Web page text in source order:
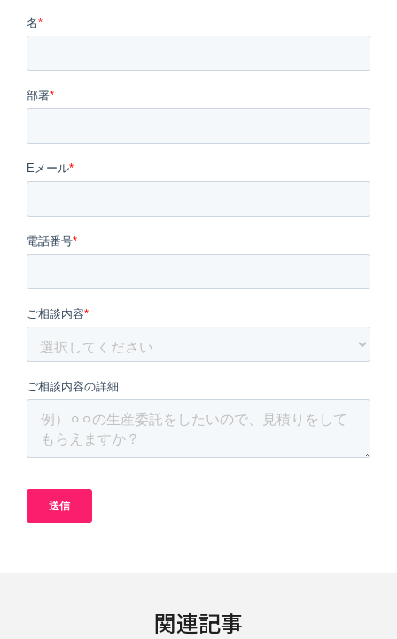
関連記事